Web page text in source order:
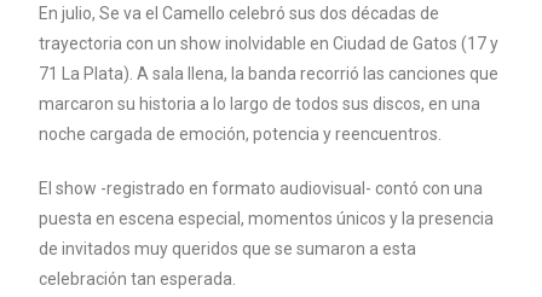
En julio, Se va el Camello celebró sus dos décadas de
trayectoria con un show inolvidable en Ciudad de Gatos (17 y
71 La Plata). A sala llena, la banda recorrió las canciones que
marcaron su historia a lo largo de todos sus discos, en una
noche cargada de emoción, potencia y reencuentros.
El show -registrado en formato audiovisual- contó con una
puesta en escena especial, momentos únicos y la presencia
de invitados muy queridos que se sumaron a esta
celebración tan esperada.